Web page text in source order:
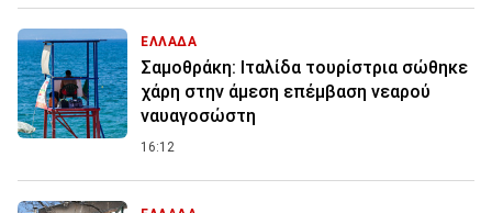
ΕΛΛΑΔΑ
Σαμοθράκη: Ιταλίδα τουρίστρια σώθηκε
χάρη στην άμεση επέμβαση νεαρού
ναυαγοσώστη
16:12